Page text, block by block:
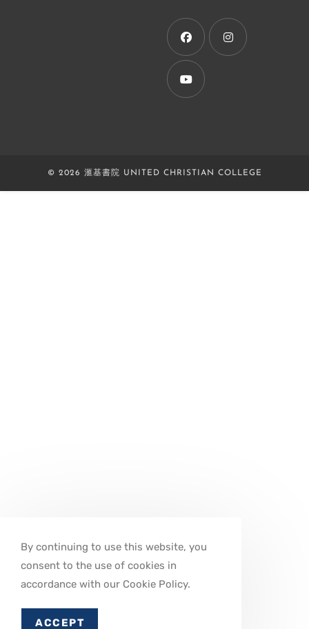
Opens
in
tab
© 2026 滙基書院 UNITED CHRISTIAN COLLEGE
By continuing to use this website, you
consent to the use of cookies in
accordance with our Cookie Policy.
ACCEPT